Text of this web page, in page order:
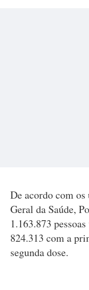
De acordo com
Geral da Saúde,
1.163.873
824.313 com a
segunda dose.